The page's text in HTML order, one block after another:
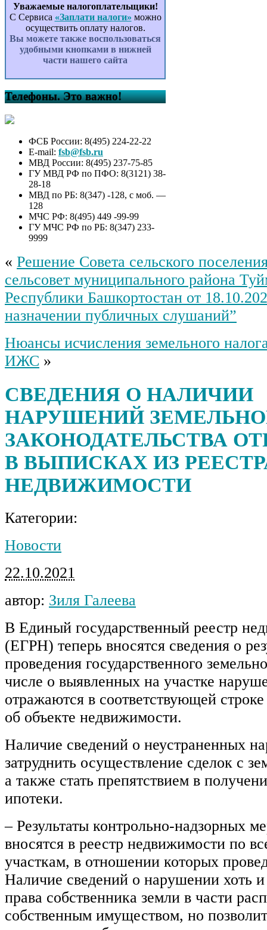
Уважаемые налогоплательщики!
С Сервиса «Заплати налоги» можно
осуществить оплату налогов.
Вы можете также воспользоваться
удобными кнопками в нижней
части нашего сайта
Телефоны. Это важно!
ФСБ России: 8(495) 224-22-22
E-mail: fsb@fsb.ru
МВД России: 8(495) 237-75-85
ГУ МВД РФ по ПФО: 8(3121) 38-
28-18
МВД по РБ: 8(347) -128, с моб. —
128
МЧС РФ: 8(495) 449 -99-99
ГУ МЧС РФ по РБ: 8(347) 233-
9999
« Решение Совета сельского
сельсовет муниципального района
Республики Башкортостан от
назначении публичных слушаний”
Нюансы исчисления земельного
ИЖС »
СВЕДЕНИЯ О НАЛИЧИИ
НАРУШЕНИЙ
ЗАКОНОДАТЕЛЬСТВА
В ВЫПИСКАХ ИЗ
НЕДВИЖИМОСТИ
Категории:
Новости
22.10.2021
автор: Зиля Галеева
В Единый государственный реестр
(ЕГРН) теперь вносятся сведения о
проведения государственного
числе о выявленных на участке
отражаются в соответствующей
об объекте недвижимости.
Наличие сведений о неустраненных
затруднить осуществление сделок с
а также стать препятствием в
ипотеки.
– Результаты контрольно-надзорных
вносятся в реестр недвижимости по
участкам, в отношении которых
Наличие сведений о нарушении хоть
права собственника земли в части
собственным имуществом, но